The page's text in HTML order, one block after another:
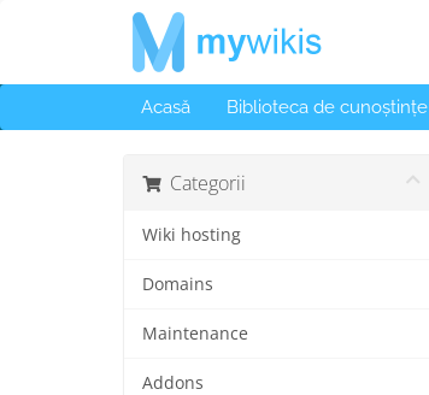
Acasă Biblioteca de cunoștințe
Categorii
Wiki hosting
Domains
Maintenance
Addons